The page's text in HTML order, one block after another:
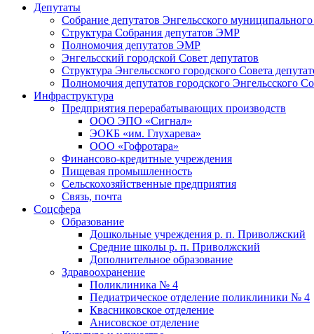
Депутаты
Собрание депутатов Энгельсского
Структура Собрания депутатов ЭМР
Полномочия депутатов ЭМР
Энгельсский городской Совет депутатов
Структура Энгельсского городского Совета
Полномочия депутатов городского Энгельсского
Инфраструктура
Предприятия перерабатывающих производств
ООО ЭПО «Сигнал»
ЭОКБ «им. Глухарева»
ООО «Гофротара»
Финансово-кредитные учреждения
Пищевая промышленность
Сельскохозяйственные предприятия
Связь, почта
Соцсфера
Образование
Дошкольные учреждения р. п. Приволжский
Средние школы р. п. Приволжский
Дополнительное образование
Здравоохранение
Поликлиника № 4
Педиатрическое отделение поликлиники № 4
Квасниковское отделение
Анисовское отделение